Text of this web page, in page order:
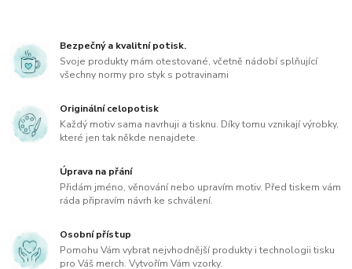
Bezpečný a kvalitní potisk.
Svoje produkty mám otestované, včetně nádobí splňující
všechny normy pro styk s potravinami
Originální celopotisk
Každý motiv sama navrhuji a tisknu. Díky tomu vznikají výrobky,
které jen tak někde nenajdete.
Úprava na přání
Přidám jméno, věnování nebo upravím motiv. Před tiskem vám
ráda připravím návrh ke schválení.
Osobní přístup
Pomohu Vám vybrat nejvhodnější produkty i technologii tisku
pro Váš merch. Vytvořím Vám vzorky.